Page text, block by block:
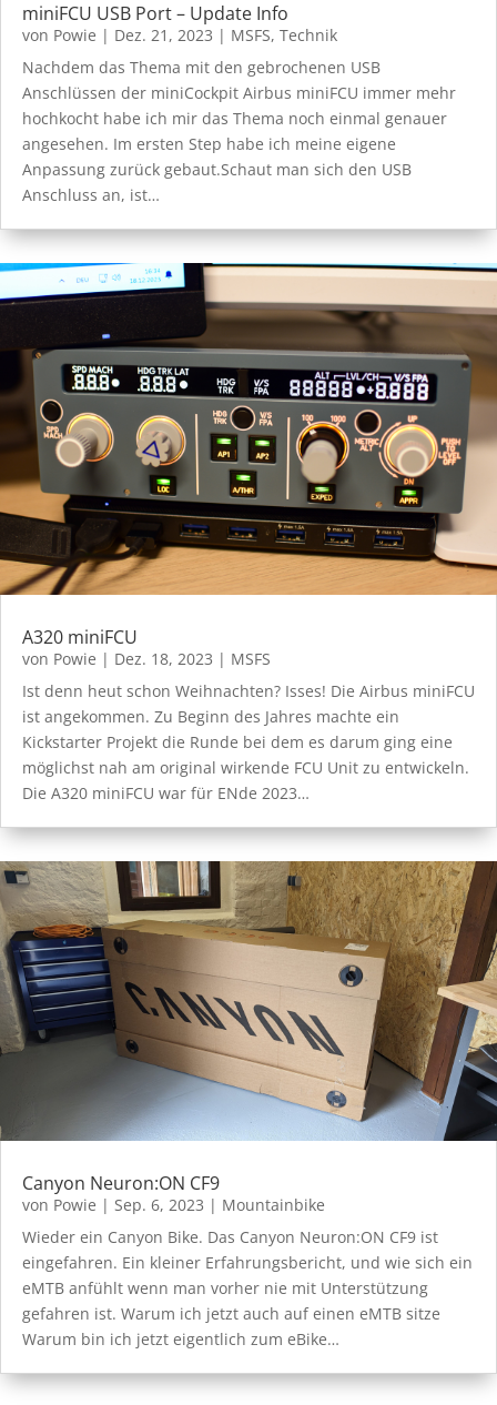
miniFCU USB Port – Update Info
von Powie | Dez. 21, 2023 | MSFS, Technik
Nachdem das Thema mit den gebrochenen USB
Anschlüssen der miniCockpit Airbus miniFCU immer mehr
hochkocht habe ich mir das Thema noch einmal genauer
angesehen. Im ersten Step habe ich meine eigene
Anpassung zurück gebaut.Schaut man sich den USB
Anschluss an, ist…
A320 miniFCU
von Powie | Dez. 18, 2023 | MSFS
Ist denn heut schon Weihnachten? Isses! Die Airbus miniFCU
ist angekommen. Zu Beginn des Jahres machte ein
Kickstarter Projekt die Runde bei dem es darum ging eine
möglichst nah am original wirkende FCU Unit zu entwickeln.
Die A320 miniFCU war für ENde 2023…
Canyon Neuron:ON CF9
von Powie | Sep. 6, 2023 | Mountainbike
Wieder ein Canyon Bike. Das Canyon Neuron:ON CF9 ist
eingefahren. Ein kleiner Erfahrungsbericht, und wie sich ein
eMTB anfühlt wenn man vorher nie mit Unterstützung
gefahren ist. Warum ich jetzt auch auf einen eMTB sitze
Warum bin ich jetzt eigentlich zum eBike…